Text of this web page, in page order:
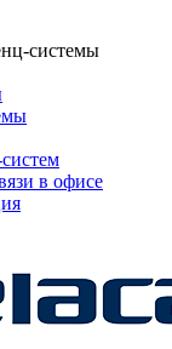
системы
в офисе